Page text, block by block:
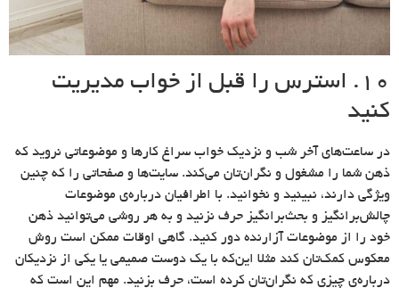
10. استرس را قبل از خواب مدیریت
کنید
در ساعت‌های آخر شب و نزدیک خواب سراغ کارها و موضوعاتی نروید که
ذهن شما را مشغول و نگران‌تان می‌کند. سایت‌‌ها و صفحاتی را که چنین
ویژگی دارند، نبینید و نخوانید. با اطرافیان درباره‌ی موضوعات
چالش‌برانگیز و بحث‌برانگیز حرف نزنید و به هر روشی می‌توانید ذهن
خود را از موضوعات آزارنده دور کنید. گاهی اوقات ممکن است روش
معکوس کمک‌تان کند مثلا این‌که با یک دوست صمیمی یا یکی از نزدیکان
درباره‌ی چیزی که نگران‌تان کرده است، حرف بزنید. مهم این است که